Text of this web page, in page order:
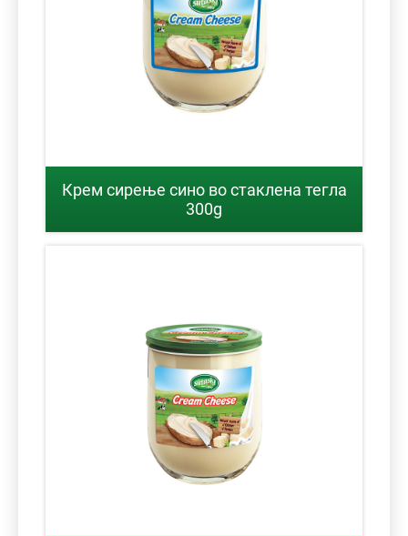
Крем сирење сино во стаклена тегла
300g